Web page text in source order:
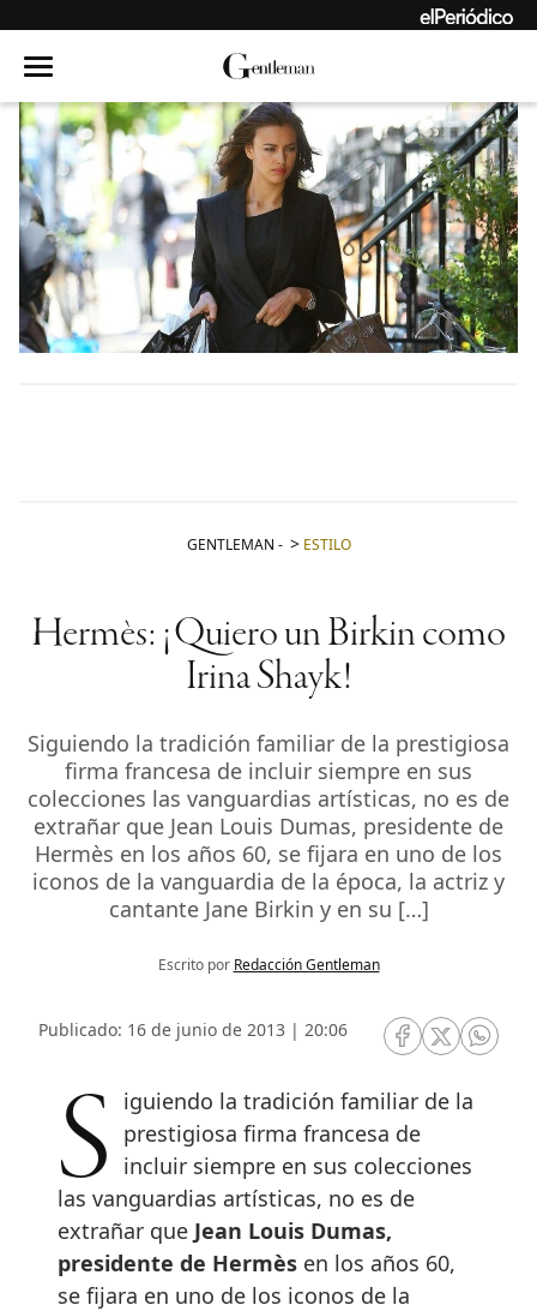
GENTLEMAN - ESTILO
Hermès: ¡Quiero un Birkin como
Irina Shayk!
Siguiendo la tradición familiar de la prestigiosa
firma francesa de incluir siempre en sus
colecciones las vanguardias artísticas, no es de
extrañar que Jean Louis Dumas, presidente de
Hermès en los años 60, se fijara en uno de los
iconos de la vanguardia de la época, la actriz y
cantante Jane Birkin y en su […]
Escrito por Redacción Gentleman
Publicado: 16 de junio de 2013 | 20:06
RRSS Facebook
RRSSRRSS
Siguiendo la tradición familiar de la
prestigiosa firma francesa de
incluir siempre en sus colecciones
las vanguardias artísticas, no es de
extrañar que Jean Louis Dumas,
presidente de Hermès en los años 60,
se fijara en uno de los iconos de la